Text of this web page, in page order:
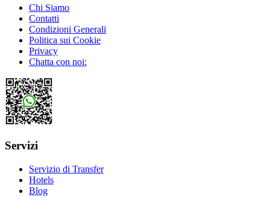
Chi Siamo
Contatti
Condizioni Generali
Politica sui Cookie
Privacy
Chatta con noi:
Servizi
Servizio di Transfer
Hotels
Blog